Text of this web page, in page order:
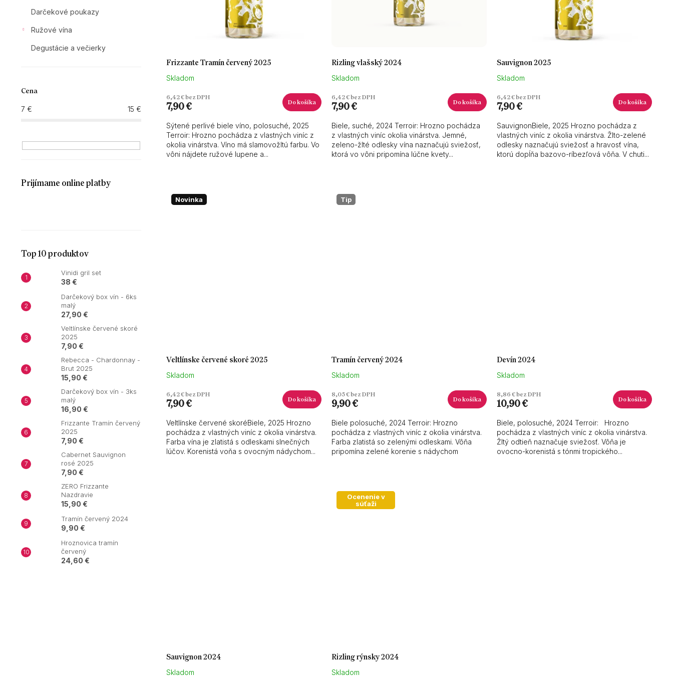
Darčekové poukazy
Ružové vína
Degustácie a večierky
Cena
7 € 15 €
Prijímame online platby
Top 10 produktov
Vinidi gril set
38 €
Darčekový box vín - 6ks
malý
27,90 €
Veltlínske červené skoré
2025
7,90 €
Rebecca - Chardonnay -
Brut 2025
15,90 €
Darčekový box vín - 3ks
malý
16,90 €
Frizzante Tramín červený
2025
7,90 €
Cabernet Sauvignon
rosé 2025
7,90 €
ZERO Frizzante
Nazdravie
15,90 €
Tramín červený 2024
9,90 €
Hroznovica tramín
červený
24,60 €
Frizzante Tramín červený 2025
Skladom
6,42 € bez DPH
7,90 € Do košíka
Sýtené perlivé biele víno, polosuché, 2025
Terroir: Hrozno pochádza z vlastných viníc z
okolia vinárstva. Víno má slamovožltú farbu. Vo
vôni nájdete ružové lupene a...
Rizling vlašský 2024
Skladom
6,42 € bez DPH
7,90 € Do košíka
Biele, suché, 2024 Terroir: Hrozno pochádza
z vlastných viníc okolia vinárstva. Jemné,
zeleno-žlté odlesky vína naznačujú sviežosť,
ktorá vo vôni pripomína lúčne kvety...
Sauvignon 2025
Skladom
6,42 € bez DPH
7,90 € Do košíka
SauvignonBiele, 2025 Hrozno pochádza z
vlastných viníc z okolia vinárstva. Žlto-zelené
odlesky naznačujú sviežosť a hravosť vína,
ktorú dopĺňa bazovo-ríbezľová vôňa. V chuti...
Novinka
Veltlínske červené skoré 2025
Skladom
6,42 € bez DPH
7,90 € Do košíka
Veltlínske červené skoréBiele, 2025 Hrozno
pochádza z vlastných viníc z okolia vinárstva.
Farba vína je zlatistá s odleskami slnečných
lúčov. Korenistá voňa s ovocným nádychom...
Tip
Tramín červený 2024
Skladom
8,05 € bez DPH
9,90 € Do košíka
Biele polosuché, 2024 Terroir: Hrozno
pochádza z vlastných viníc z okolia vinárstva.
Farba zlatistá so zelenými odleskami. Vôňa
pripomína zelené korenie s nádychom
Devín 2024
Skladom
8,86 € bez DPH
10,90 € Do košíka
Biele, polosuché, 2024 Terroir: Hrozno
pochádza z vlastných viníc z okolia vinárstva.
Žltý odtieň naznačuje sviežosť. Vôňa je
ovocno-korenistá s tónmi tropického...
Sauvignon 2024
Skladom
Ocenenie v
súťaži
Rizling rýnsky 2024
Skladom